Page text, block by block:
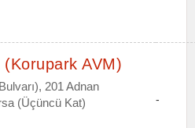
AVM)
201 Adnan
(Üçüncü Kat)
-